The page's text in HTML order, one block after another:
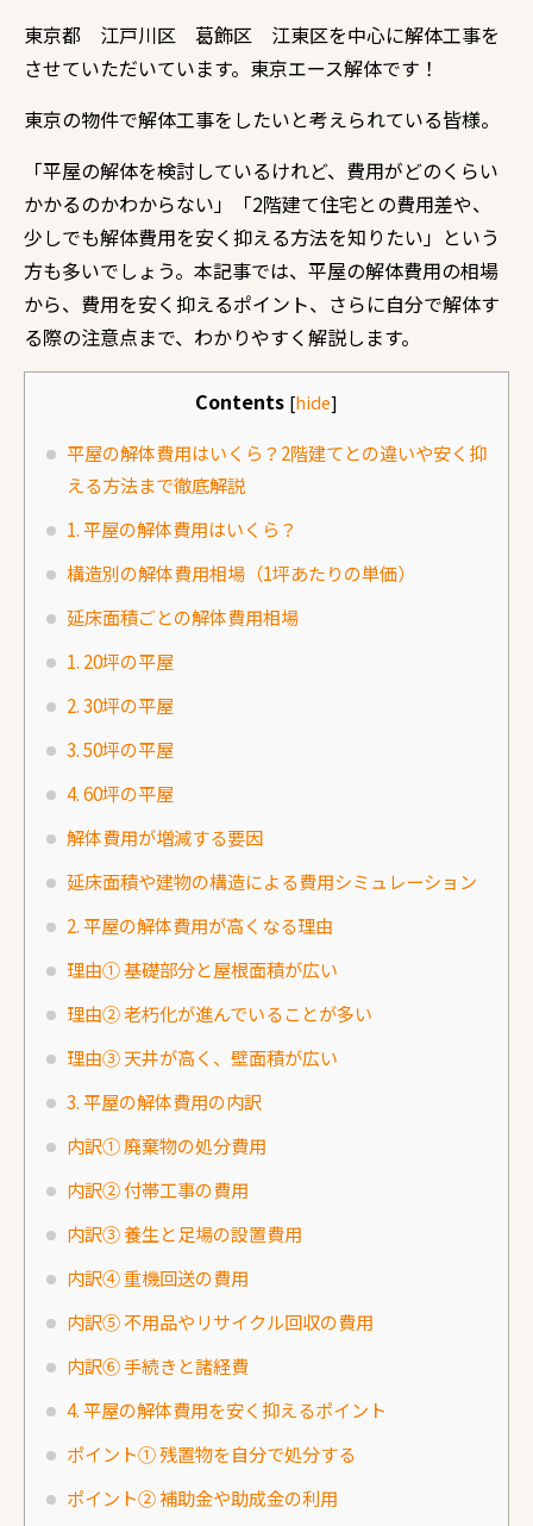
東京都 江戸川区 葛飾区 江東区を中心に解体工事を
させていただいています。東京エース解体です！
東京の物件で解体工事をしたいと考えられている皆様。
「平屋の解体を検討しているけれど、費用がどのくらい
かかるのかわからない」「2階建て住宅との費用差や、
少しでも解体費用を安く抑える方法を知りたい」という
方も多いでしょう。本記事では、平屋の解体費用の相場
から、費用を安く抑えるポイント、さらに自分で解体す
る際の注意点まで、わかりやすく解説します。
Contents [hide]
平屋の解体費用はいくら？2階建てとの違いや安く抑
える方法まで徹底解説
1. 平屋の解体費用はいくら？
構造別の解体費用相場（1坪あたりの単価）
延床面積ごとの解体費用相場
1. 20坪の平屋
2. 30坪の平屋
3. 50坪の平屋
4. 60坪の平屋
解体費用が増減する要因
延床面積や建物の構造による費用シミュレーション
2. 平屋の解体費用が高くなる理由
理由① 基礎部分と屋根面積が広い
理由② 老朽化が進んでいることが多い
理由③ 天井が高く、壁面積が広い
3. 平屋の解体費用の内訳
内訳① 廃棄物の処分費用
内訳② 付帯工事の費用
内訳③ 養生と足場の設置費用
内訳④ 重機回送の費用
内訳⑤ 不用品やリサイクル回収の費用
内訳⑥ 手続きと諸経費
4. 平屋の解体費用を安く抑えるポイント
ポイント① 残置物を自分で処分する
ポイント② 補助金や助成金の利用